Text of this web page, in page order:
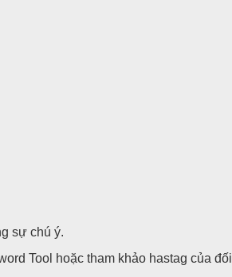
sự chú ý.
Tool hoặc tham khảo hastag của đối